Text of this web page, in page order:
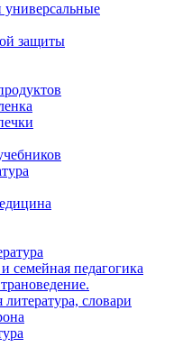
защиты
семейная педагогика
словари